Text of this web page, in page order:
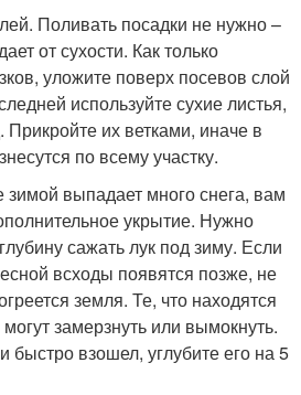
Поливать посадки не нужно –
от сухости. Как только
уложите поверх посевов слой
используйте сухие листья,
их ветками, иначе в
по всему участку.
выпадает много снега, вам
укрытие. Нужно
сажать лук под зиму. Если
всходы появятся позже, не
земля. Те, что находятся
замерзнуть или вымокнуть.
быстро взошел, углубите его на 5